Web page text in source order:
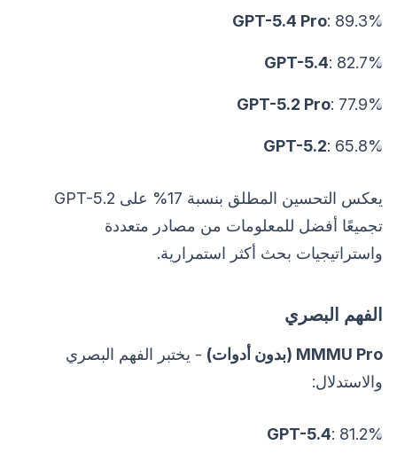
GPT-5.4 Pro: 89.3%
GPT-5.4: 82.7%
GPT-5.2 Pro: 77.9%
GPT-5.2: 65.8%
يعكس التحسين المطلق بنسبة 17% على GPT-5.2
تجميعًا أفضل للمعلومات من مصادر متعددة
واستراتيجيات بحث أكثر استمرارية.
الفهم البصري
MMMU Pro (بدون أدوات)
- يختبر الفهم البصري
والاستدلال:
GPT-5.4: 81.2%